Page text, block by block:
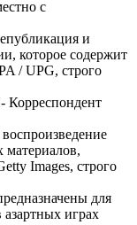
с
и
которое содержит
/ UPG, строго
Корреспондент
материалов,
Images, строго
для
играх